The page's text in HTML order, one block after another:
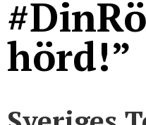
hörd!”